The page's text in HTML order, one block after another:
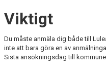
Viktigt
Du måste anmäla dig både till
inte att bara göra en av
Sista ansökningsdag till